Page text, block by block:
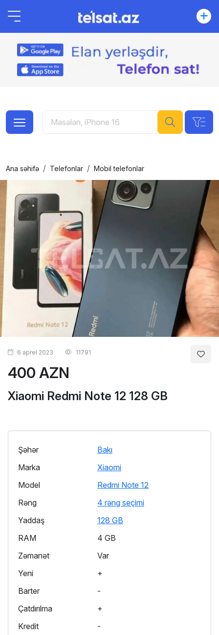
Ana səhifə Telefonlar Mobil telefonlar
400 AZN
Xiaomi Redmi Note 12 128 GB
6 aprel 2023 11791
Şəhər
Bakı
Marka
Xiaomi
Model
Redmi Note 12
Rəng
4 rəng seçimi
Yaddaş
128 GB
RAM
4 GB
Zəmanət
Var
Yeni
+
Barter
-
Çatdırılma
+
Kredit
-